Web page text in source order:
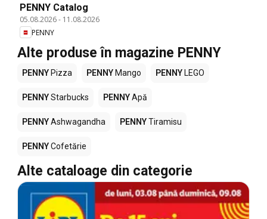
PENNY Catalog
05.08.2026- 11.08.2026
PENNY
Alte produse în magazine PENNY
PENNY Pizza PENNY Mango PENNY LEGO
PENNYStarbucks PENNYApă
PENNYAshwagandha PENNYTiramisu
PENNYCofetărie
Alte cataloage din categorie